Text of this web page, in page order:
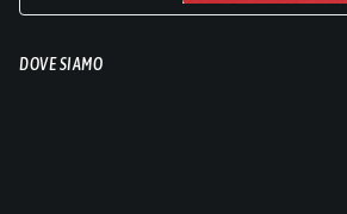
DOVE SIAMO